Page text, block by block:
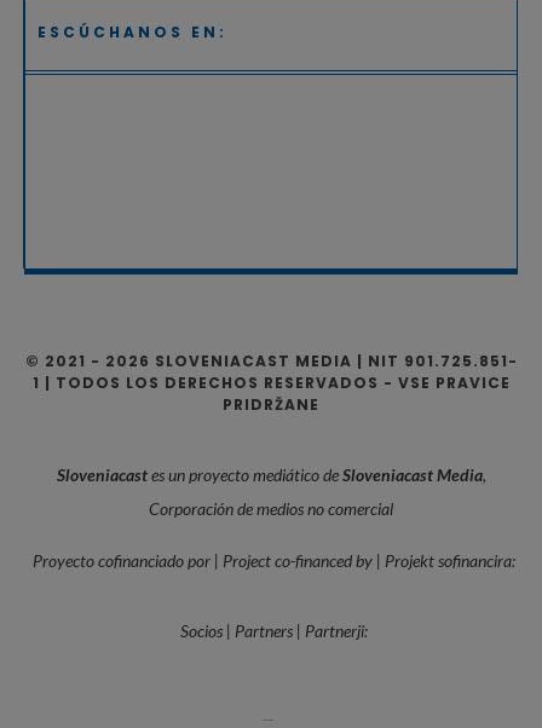
ESCÚCHANOS EN:
© 2021 - 2026 SLOVENIACAST MEDIA | NIT 901.725.851-
1 | TODOS LOS DERECHOS RESERVADOS - VSE PRAVICE
PRIDRŽANE
Sloveniacastes un proyecto mediático deSloveniacast Media,
Corporación de medios no comercial
Proyecto cofinanciado por | Project co-financed by | Projekt sofinancira:
Socios | Partners | Partnerji:
—